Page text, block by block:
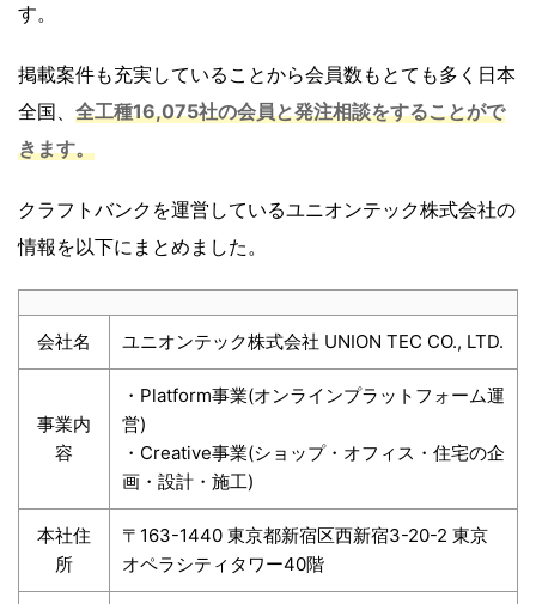
す。
掲載案件も充実していることから会員数もとても多く日本
全国、 全工種16,075社の会員と発注相談をすることがで
きます。
クラフトバンクを運営しているユニオンテック株式会社の
情報を以下にまとめました。
会社名 ユニオンテック株式会社 UNION TEC CO., LTD.
事業内
容
・Platform事業(オンラインプラットフォーム運
営)
・Creative事業(ショップ・オフィス・住宅の企
画・設計・施工)
本社住
所
〒163-1440 東京都新宿区西新宿3-20-2 東京
オペラシティタワー40階